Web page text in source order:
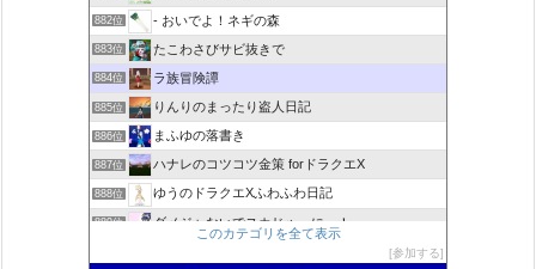
882位 - おいでよ！ネギの森
883位 たこわさびサビ抜きで
884位 ラ族冒険譚
885位 りんりのまったり盗人日記
886位 まふゆの落書き
887位 ハナレのコツコツ金策 forドラクエX
888位 ゆうのドラクエXふわふわ日記
889位 ダメジャないでスカじゃーにー！
このカテゴリを全て表示
参加する